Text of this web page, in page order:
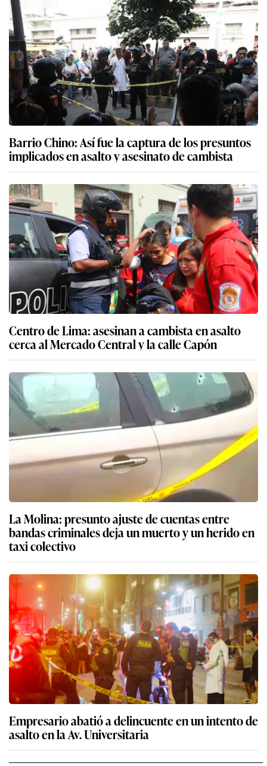
Barrio Chino: Así fue la captura de los presuntos
implicados en asalto y asesinato de cambista
Centro de Lima: asesinan a cambista en asalto
cerca al Mercado Central y la calle Capón
La Molina: presunto ajuste de cuentas entre
bandas criminales deja un muerto y un herido en
taxi colectivo
Empresario abatió a delincuente en un intento de
asalto en la Av. Universitaria